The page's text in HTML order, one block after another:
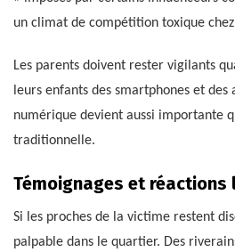
un climat de compétition toxique
Les parents doivent rester vigilants
leurs enfants des smartphones et des
numérique devient aussi importante
traditionnelle.
Témoignages et réactions
Si les proches de la victime restent
palpable dans le quartier. Des